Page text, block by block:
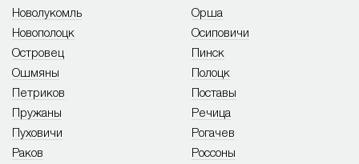
Новолукомль
Новополоцк
Орша
Осиповичи
Островец
Ошмяны
Петриков
Пинск
Полоцк
Поставы
Пружаны
Пуховичи
Раков
Речица
Рогачев
Россоны